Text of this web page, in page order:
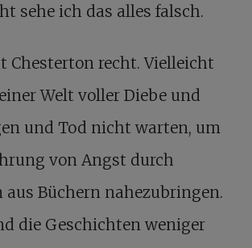
sehe ich das alles falsch.
Chesterton recht. Vielleicht
Welt voller Diebe und
und Tod nicht warten, um
von Angst durch
aus Büchern nahezubringen.
die Geschichten weniger